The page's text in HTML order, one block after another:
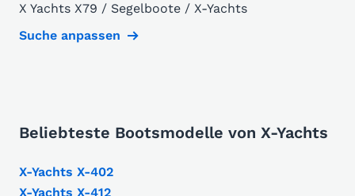
X Yachts X79 / Segelboote / X-Yachts
Suche anpassen
Beliebteste Bootsmodelle von X-Yachts
X-Yachts X-402
X-Yachts X-412